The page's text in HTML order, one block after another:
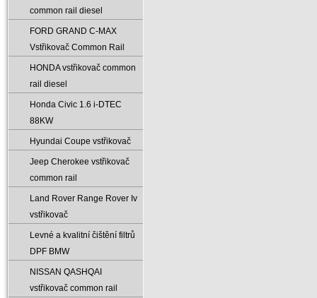
common rail diesel
FORD GRAND C-MAX
Vstřikovač Common Rail
HONDA vstřikovač common
rail diesel
Honda Civic 1.6 i-DTEC
88KW
Hyundai Coupe vstřikovač
Jeep Cherokee vstřikovač
common rail
Land Rover Range Rover Iv
vstřikovač
Levné a kvalitní čištění filtrů
DPF BMW
NISSAN QASHQAI
vstřikovač common rail